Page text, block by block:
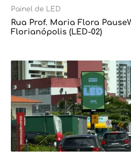
Painel de LED
Rua Prof. Maria Flora
Florianópolis (LED-02)